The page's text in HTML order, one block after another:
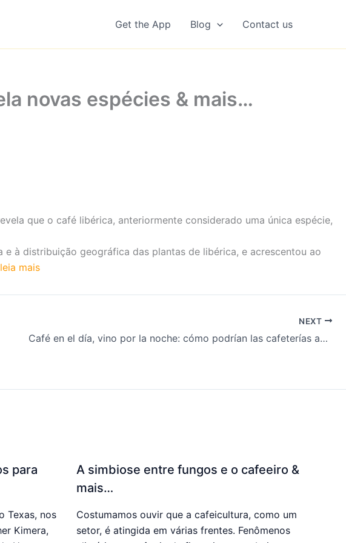
Get the App Blog Contact us
novas espécies & mais…
que o café libérica, anteriormente considerado uma única espécie,
à distribuição geográfica das plantas de libérica, e acrescentou ao
leia mais
NEXT
Café en el día, vino por la noche: cómo podrían las cafeterías aumentar sus beneficios & más…
para
Texas, nos
Kimera,
A simbiose entre fungos e o cafeeiro &
mais…
Costumamos ouvir que a cafeicultura, como um
setor, é atingida em várias frentes. Fenômenos